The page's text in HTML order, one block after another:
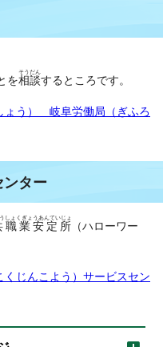
を相談
そうだん
するところです。
ょう） 岐阜労働局（ぎふろ
ンター
職業安定所
しょくぎょうあんていじょ
（ハローワー
じんこよう）サービスセン